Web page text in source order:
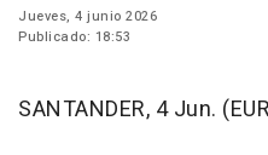
Jueves, 4 junio 2026
Publicado: 18:53
SANTANDER, 4 Jun.